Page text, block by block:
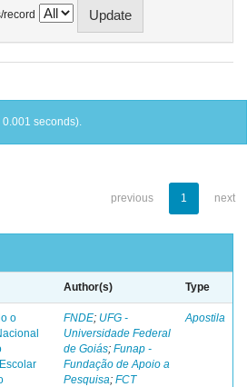
record
0.001 seconds).
previous 1 next
Author(s) Type
o
FNDE; UFG -
Universidade Federal
de Goiás; Funap -
Fundação de Apoio a
Pesquisa; FCT
Apostila